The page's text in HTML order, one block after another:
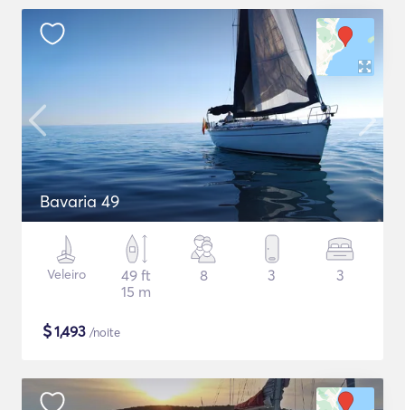
Bavaria 49
Veleiro
49 ft
15 m
8 3 3
$1,493 /noite